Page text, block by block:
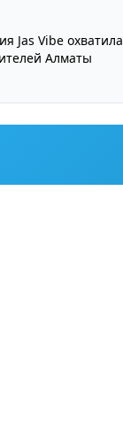
Jas Vibe охватила
Алматы